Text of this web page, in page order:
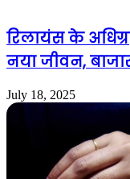
रिलायंस के
नया जीवन,
July 18, 2025